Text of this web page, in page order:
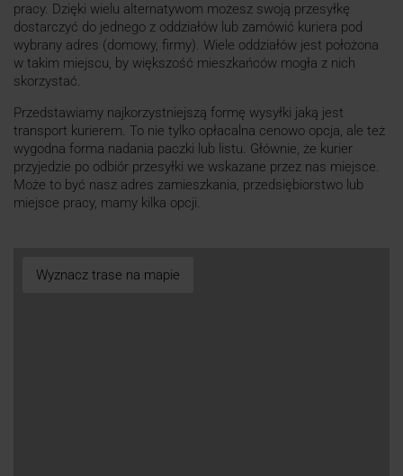
pracy. Dzięki wielu alternatywom możesz swoją przesyłkę
dostarczyć do jednego z oddziałów lub zamówić kuriera pod
wybrany adres (domowy, firmy). Wiele oddziałów jest położona
w takim miejscu, by większość mieszkańców mogła z nich
skorzystać.
Przedstawiamy najkorzystniejszą formę wysyłki jaką jest
transport kurierem. To nie tylko opłacalna cenowo opcja, ale też
wygodna forma nadania paczki lub listu. Głównie, że kurier
przyjedzie po odbiór przesyłki we wskazane przez nas miejsce.
Może to być nasz adres zamieszkania, przedsiębiorstwo lub
miejsce pracy, mamy kilka opcji.
Wyznacz trase na mapie